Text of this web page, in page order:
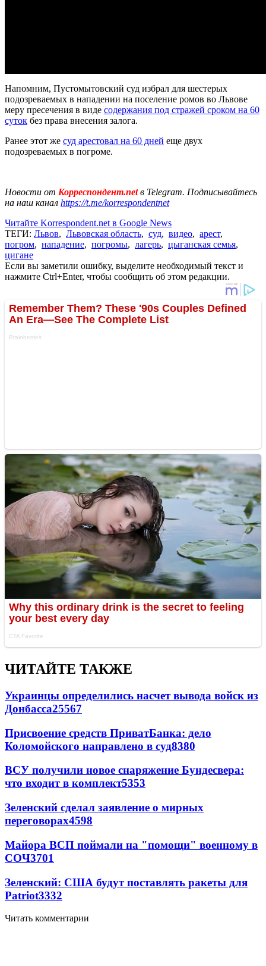
Напомним, Пустомытовский суд избрал для шестерых
подозреваемых в нападении на поселение ромов во Львове
меру пресечения в виде содержания под стражей сроком на 60
суток без права внесения залога.
Ранее этот же суд арестовал на 60 дней еще двух
подозреваемых в погроме.
Новости от Корреспондент.netв Telegram. Подписывайтесь
на наш канал https://t.me/korrespondentnet
Читайте Korrespondent.net в Google News
ТЕГИ: Львов, Львовская область, суд, видео, арест,
погром, нападение, погромы, лагерь, цыганская семья,
цигане
Если вы заметили ошибку, выделите необходимый текст и
нажмите Ctrl+Enter, чтобы сообщить об этом редакции.
ЧИТАЙТЕ ТАКЖЕ
Украинцы определились насчет вывода войск из
Донбасса25567
Присвоение средств ПриватБанка: дело
Коломойского направлено в суд8380
ВСУ получили новое снаряжение Бундесвера:
что входит в комплект5353
Зеленский сделал заявление о мирных
переговорах4598
Майора ВСП поймали на "помощи" военному в
СОЧ3701
Зеленский: США будут поставлять ракеты для
Patriot3332
Читать комментарии